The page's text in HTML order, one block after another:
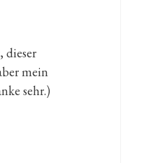
dieser
mein
sehr.)